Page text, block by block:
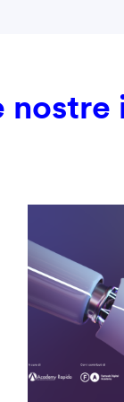
nostre